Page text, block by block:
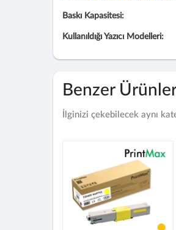
Baskı Kapasitesi:
Kullanıldığı Yazıcı Modelleri:
Benzer
İlginizi çekebilecek aynı